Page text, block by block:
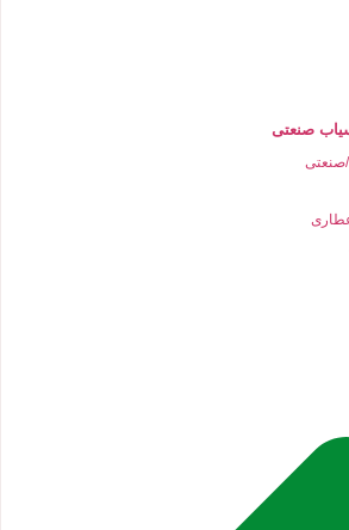
صنعتی
صنعتی